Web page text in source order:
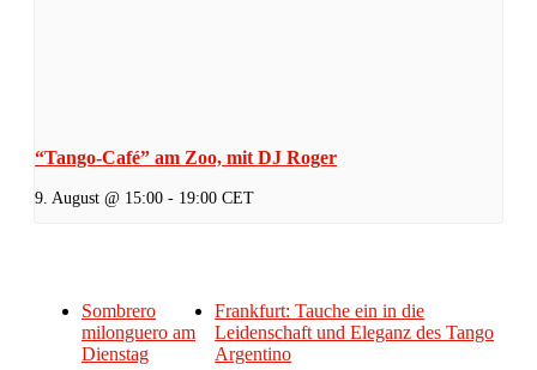
“Tango-Café” am Zoo, mit DJ Roger
9. August @ 15:00 - 19:00 CET
Sombrero
milonguero am
Dienstag
Frankfurt: Tauche ein in die
Leidenschaft und Eleganz des Tango
Argentino